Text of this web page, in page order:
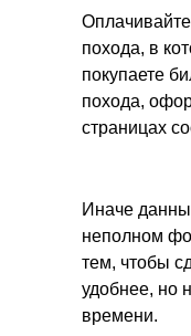
похода, в
покупаете
похода,
страницах
Иначе
неполном
тем, чтобы
удобнее, но
времени.
Прочитать
наших каналах.